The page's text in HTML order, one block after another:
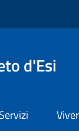
d'Esi
Servizi